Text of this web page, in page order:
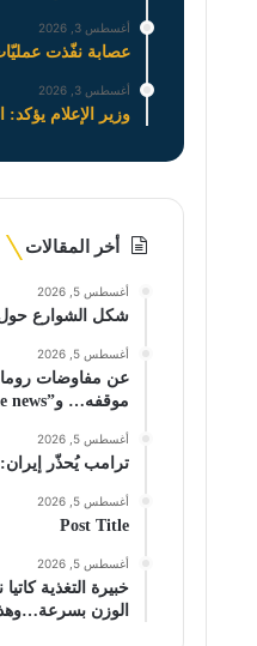
أغسطس 3, 2026
عصابة نفّذت
أغسطس 3, 2026
وزير الإعلام يؤكد:
أخر المقالات
أغسطس 5, 2026
شكل الشوارع حول
أغسطس 5, 2026
عن مفاوضات روما:
موقفه… و”Fake news”
أغسطس 5, 2026
ترامب يُحذّر
أغسطس 5, 2026
Post Title
أغسطس 5, 2026
خبيرة التغذية
الوزن